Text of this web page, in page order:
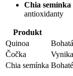
Chia semínka
antioxidanty
Produkt
Quinoa
Čočka
Chia semínka